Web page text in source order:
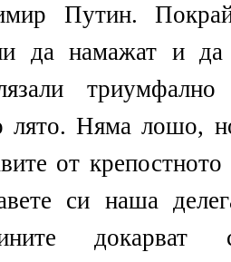
Путин.
да намажат и да
лято. Няма лошо,
от
си наша
докарват